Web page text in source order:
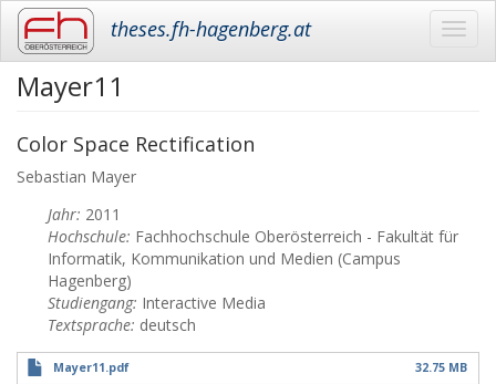
Skip
content
theses.fh-hagenberg.at
Mayer11
Color Space Rectification
Sebastian Mayer
Jahr: 2011
Hochschule: Fachhochschule Oberösterreich - Fakultät für
Informatik, Kommunikation und Medien (Campus
Hagenberg)
Studiengang: Interactive Media
Textsprache: deutsch
Mayer11.pdf 32.75 MB